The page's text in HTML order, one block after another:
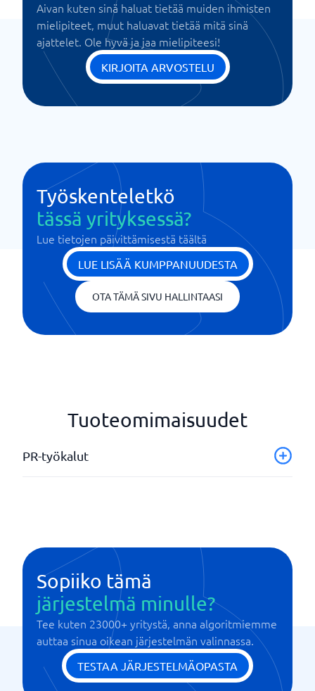
Aivan kuten sinä haluat tietää muiden ihmisten
mielipiteet, muut haluavat tietää mitä sinä
ajattelet. Ole hyvä ja jaa mielipiteesi!
KIRJOITA ARVOSTELU
Työskenteletkö
tässä yrityksessä?
Lue tietojen päivittämisestä täältä
LUE LISÄÄ KUMPPANUUDESTA
OTA TÄMÄ SIVU HALLINTAASI
Tuoteomimaisuudet
PR-työkalut
Sopiiko tämä
järjestelmä minulle?
Tee kuten 23000+ yritystä, anna algoritmiemme
auttaa sinua oikean järjestelmän valinnassa.
TESTAA JÄRJESTELMÄOPASTA